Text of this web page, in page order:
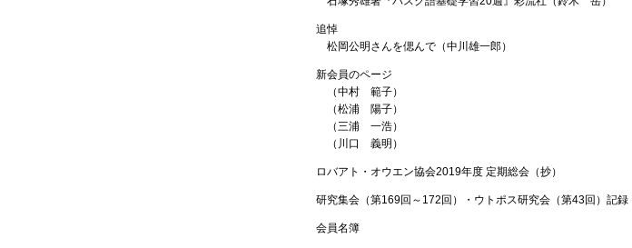
追悼
松岡公明さんを偲んで（中川雄一郎）
新会員のページ
（中村 範子）
（松浦 陽子）
（三浦 一浩）
（川口 義明）
ロバアト・オウエン協会2019年度 定期総会（抄）
研究集会（第169回～172回）・ウトポス研究会（第43回）記録
会員名簿